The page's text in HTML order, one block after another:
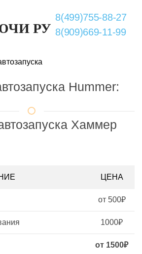
8(499)755-88-27
8(909)669-11-99
Hummer:
Хаммер
ЦЕНА
от 500₽
1000₽
от 1500₽